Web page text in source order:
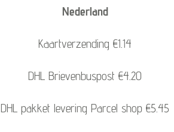
Nederland
Kaartverzending €1.14
DHL Brievenbuspost €4.20
DHL pakket levering Parcel shop €5.45